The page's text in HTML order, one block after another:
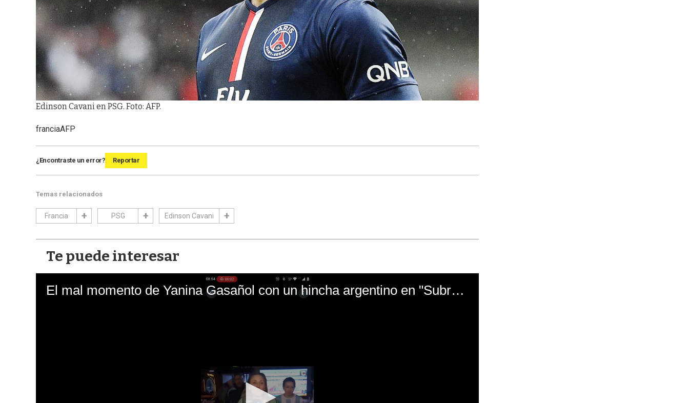
Edinson Cavani en PSG. Foto: AFP.
franciaAFP
¿Encontraste un error? Reportar
Temas relacionados
Francia PSG Edinson Cavani
Te puede interesar
El mal momento de Yanina Gasañol con un hincha argentino en "Subrayado"